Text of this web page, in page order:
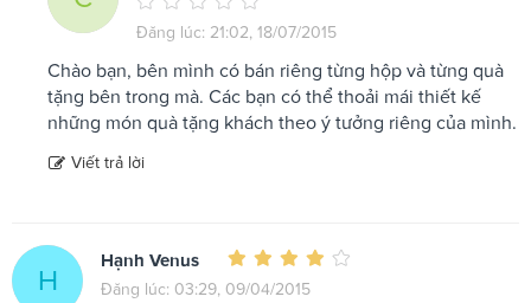
Đăng lúc: 21:02, 18/07/2015
Chào bạn, bên mình có bán riêng từng hộp và từng quà
tặng bên trong mà. Các bạn có thể thoải mái thiết kế
những món quà tặng khách theo ý tưởng riêng của mình.
Viết trả lời
H
Hạnh Venus
Đăng lúc: 03:29, 09/04/2015